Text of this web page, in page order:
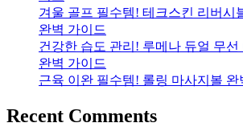
겨울 골프 필수템! 테크스킨 리버시
완벽 가이드
건강한 습도 관리! 루메나 듀얼 무
완벽 가이드
근육 이완 필수템! 롤링 마사지볼 완
Recent Comments